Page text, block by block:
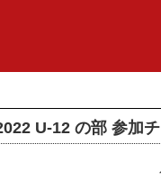
U-12 の部 参加チ